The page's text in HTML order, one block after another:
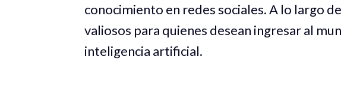
conocimiento en redes sociales. A lo largo
valiosos para quienes desean ingresar al
inteligencia artificial.